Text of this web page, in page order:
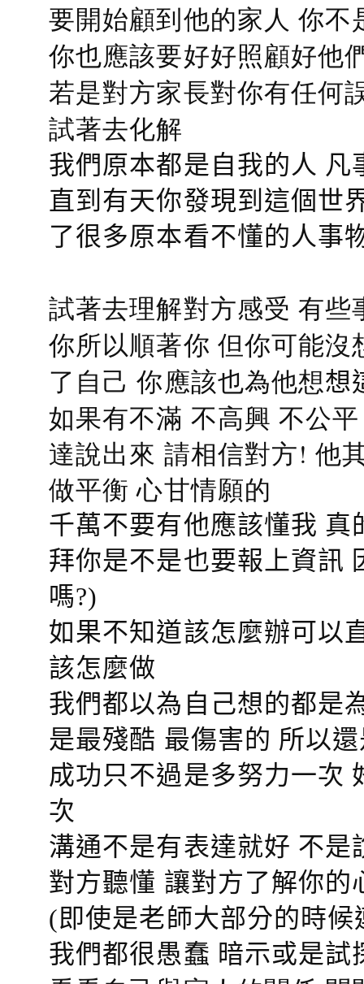
要開始顧到他的家人 你
你也應該要好好照顧好他
若是對方家長對你有任何
試著去化解
我們原本都是自我的人
直到有天你發現到這個世
了很多原本看不懂的人事
試著去理解對方感受 有
你所以順著你 但你可能
了自己 你應該也為他想想
如果有不滿 不高興 不公
達說出來 請相信對方! 他
做平衡 心甘情願的
千萬不要有他應該懂我
拜你是不是也要報上資訊
嗎?)
如果不知道該怎麼辦可以
該怎麼做
我們都以為自己想的都是
是最殘酷 最傷害的 所以
成功只不過是多努力一次
次
溝通不是有表達就好 不
對方聽懂 讓對方了解你
(即使是老師大部分的時候
我們都很愚蠢 暗示或是